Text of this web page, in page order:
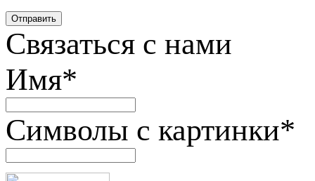
Связаться с нами
Имя*
Символы с картинки*